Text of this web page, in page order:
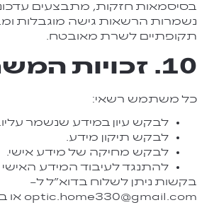
בסיסמאות חזקות, מתבצעים
נשמרות הרשאות גישה מוגבלות
תקופתיים לשרת מאובטח.
10. זכויות המשתמשים
כל משתמש רשאי:
לבקש עיון במידע שנשמר עליו.
לבקש תיקון מידע.
לבקש מחיקה של מידע אישי.
להתנגד לעיבוד המידע האישי
בקשות ניתן לשלוח בדוא"ל ל-
optic.home330@gmail.com או